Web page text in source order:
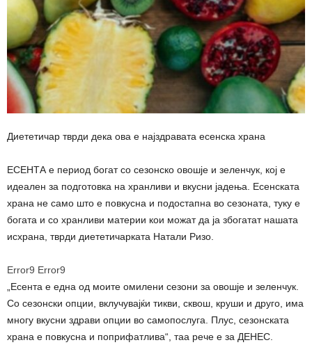
Диететичар тврди дека ова е најздравата есенска храна
ЕСЕНТА е период богат со сезонско овошје и зеленчук, кој е
идеален за подготовка на хранливи и вкусни јадења. Есенската
храна не само што е повкусна и подостапна во сезоната, туку е
богата и со хранливи материи кои можат да ја збогатат нашата
исхрана, тврди диететичарката Натали Ризо.
Error9 Error9
„Есента е една од моите омилени сезони за овошје и зеленчук.
Со сезонски опции, вклучувајќи тикви, сквош, круши и друго, има
многу вкусни здрави опции во самопослуга. Плус, сезонската
храна е повкусна и поприфатлива“, таа рече е за ДЕНЕС.